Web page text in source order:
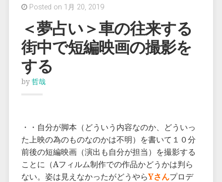
Posted on 1月 20, 2019
＜夢占い＞車の往来する
街中で短編映画の撮影を
する
by 哲哉
・・自分が脚本（どういう内容なのか、どういっ
た上映の為のものなのかは不明）を書いて１０分
前後の短編映画（演出も自分が担当）を撮影する
ことに（Aフィルム制作での作品かどうかは判ら
ない。姿は見えなかったがどうやらYさんプロデ